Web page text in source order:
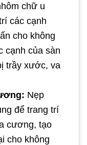
chữ u
các cạnh
cho không
cạnh của sàn
trầy xước, va
Nẹp
để trang trí
cương, tạo
cho không